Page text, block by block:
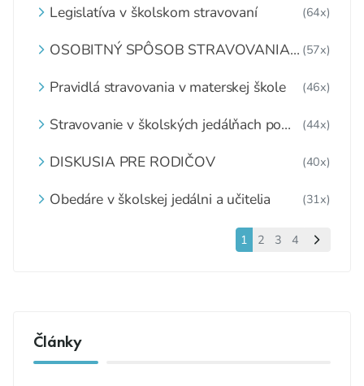
Legislatíva v školskom stravovaní (64x)
OSOBITNÝ SPÔSOB STRAVOVANIA
ZARIADENÍ
(57x)
Pravidlá stravovania v materskej škole (46x)
Stravovanie v školských jedálňach po
(44x)
DISKUSIA PRE RODIČOV (40x)
Obedáre v školskej jedálni a učitelia (31x)
1 2 3 4
Články